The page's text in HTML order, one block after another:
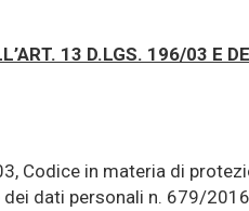
13 D.LGS. 196/03 E
Codice in materia di
dati personali n. 679/